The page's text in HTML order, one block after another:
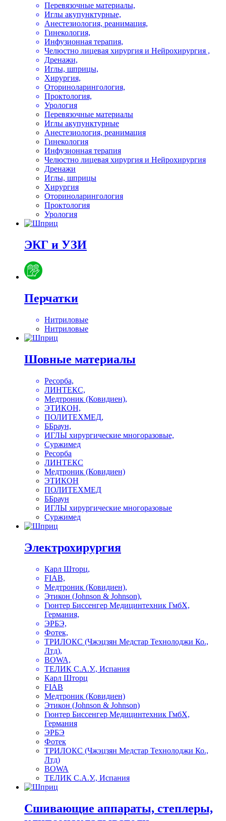
Перевязочные материалы,
Иглы акупунктурные,
Анестезиология, реанимация,
Гинекология,
Инфузионная терапия,
Челюстно лицевая хирургия и Нейрохирургия ,
Дренажи,
Иглы, шприцы,
Хирургия,
Оториноларингология,
Проктология,
Урология
Перевязочные материалы
Иглы акупунктурные
Анестезиология, реанимация
Гинекология
Инфузионная терапия
Челюстно лицевая хирургия и Нейрохирургия
Дренажи
Иглы, шприцы
Хирургия
Оториноларингология
Проктология
Урология
ЭКГ и УЗИ
Перчатки
Нитриловые
Нитриловые
Шовные материалы
Ресорба,
ЛИНТЕКС,
Медтроник (Ковидиен),
ЭТИКОН,
ПОЛИТЕХМЕД,
ББраун,
ИГЛЫ хирургические многоразовые,
Суржимед
Ресорба
ЛИНТЕКС
Медтроник (Ковидиен)
ЭТИКОН
ПОЛИТЕХМЕД
ББраун
ИГЛЫ хирургические многоразовые
Суржимед
Электрохирургия
Карл Шторц,
FIAB,
Медтроник (Ковидиен),
Этикон (Johnson & Johnson),
Гюнтер Биссенгер Медицинтехник ГмбХ,
Германия,
ЭРБЭ,
Фотек,
ТРИЛОКС (Чжэцзян Медстар Технолоджи Ко.,
Лтд),
BOWA,
ТЕЛИК С.А.У., Испания
Карл Шторц
FIAB
Медтроник (Ковидиен)
Этикон (Johnson & Johnson)
Гюнтер Биссенгер Медицинтехник ГмбХ,
Германия
ЭРБЭ
Фотек
ТРИЛОКС (Чжэцзян Медстар Технолоджи Ко.,
Лтд)
BOWA
ТЕЛИК С.А.У., Испания
Сшивающие аппараты, степлеры,